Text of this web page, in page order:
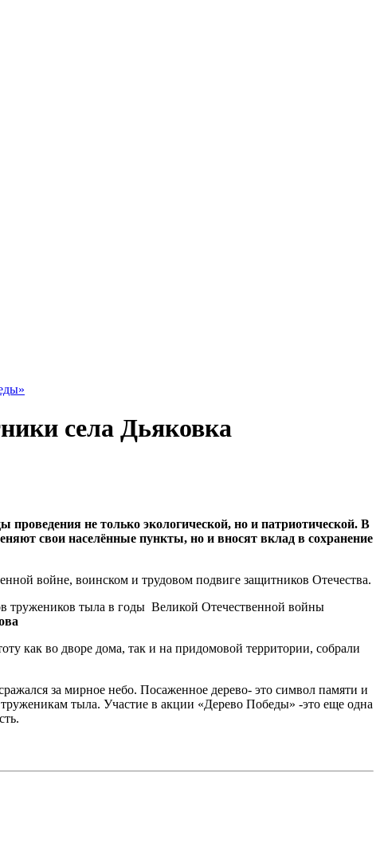
села Дьяковка
проведения не только экологической, но и патриотической. В
свои населённые пункты, но и вносят вклад в сохранение
войне, воинском и трудовом подвиге защитников Отечества.
тружеников тыла в годы Великой Отечественной войны
как во дворе дома, так и на придомовой территории, собрали
за мирное небо. Посаженное дерево- это символ памяти и
тыла. Участие в акции «Дерево Победы» -это еще одна